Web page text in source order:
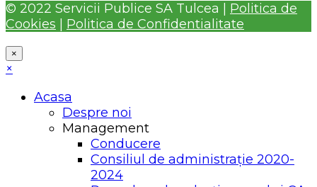
© 2022 Servicii Publice SA Tulcea | Politica de
Cookies
Politica de Confidentialitate
×
×
Acasa
Despre noi
Management
Conducere
Consiliul de administrație 2020-
2024